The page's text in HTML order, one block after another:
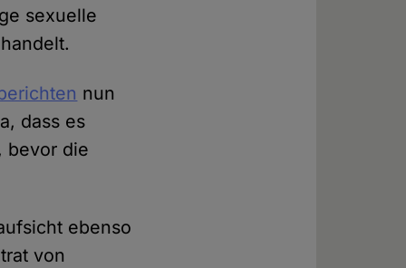
sexuelle
nun
dass es
bevor die
ebenso
von